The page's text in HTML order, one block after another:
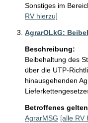
Sonstiges im
RV hierzu]
AgrarOLkG:
Beschreibung:
Beibehaltung des
über die UTP-
hinausgehenden
Betroffenes
AgrarMSG [alle RV